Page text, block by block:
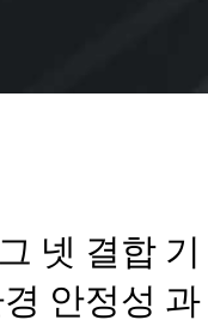
넷 결합
안정성